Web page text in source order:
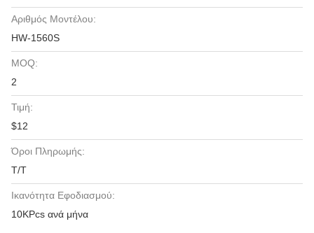
Αριθμός Μοντέλου:
HW-1560S
MOQ:
2
Τιμή:
$12
Όροι Πληρωμής:
T/T
Ικανότητα Εφοδιασμού:
10KPcs ανά μήνα